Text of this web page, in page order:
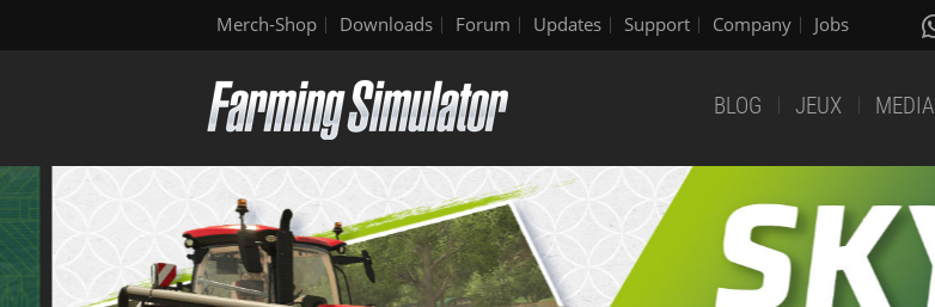
Merch-Shop Downloads Forum Updates Support Company Jobs
BLOG JEUX MEDIA